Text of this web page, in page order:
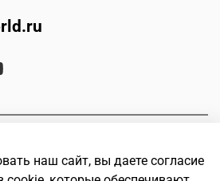
наш сайт, вы даете согласие